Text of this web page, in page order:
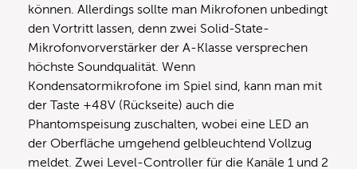
können. Allerdings sollte man Mikrofonen unbedingt
den Vortritt lassen, denn zwei Solid-State-
Mikrofonvorverstärker der A-Klasse versprechen
höchste Soundqualität. Wenn
Kondensatormikrofone im Spiel sind, kann man mit
der Taste +48V (Rückseite) auch die
Phantomspeisung zuschalten, wobei eine LED an
der Oberfläche umgehend gelbleuchtend Vollzug
meldet. Zwei Level-Controller für die Kanäle 1 und 2